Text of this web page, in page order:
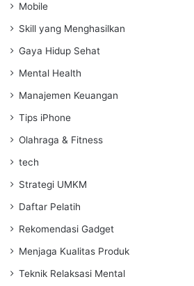
Mobile
Skill yang Menghasilkan
Gaya Hidup Sehat
Mental Health
Manajemen Keuangan
Tips iPhone
Olahraga & Fitness
tech
Strategi UMKM
Daftar Pelatih
Rekomendasi Gadget
Menjaga Kualitas Produk
Teknik Relaksasi Mental